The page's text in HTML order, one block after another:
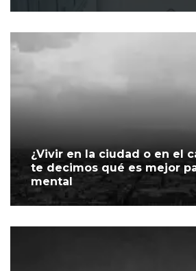
¿Vivir en la ciudad o en el
te decimos qué es mejor
mental